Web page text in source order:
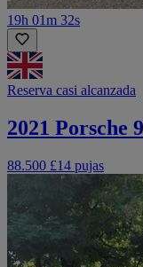
19h 01m 32s
Reserva casi alcanzada
2021 Porsche
88.500 £14 pujas